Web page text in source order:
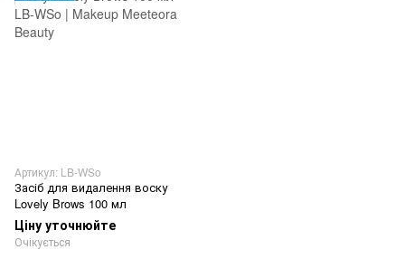
Артикул: LB-WSo
Засіб для видалення воску
Lovely Brows 100 мл
Ціну уточнюйте
Очікується